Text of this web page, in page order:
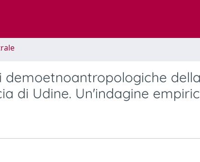
demoetnoantropologiche
di Udine. Un'indagine